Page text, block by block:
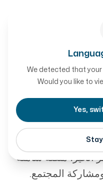
We detected that your
Would you like to
Yes,
الخير
الخير، منصة شاملة
المجتمع.